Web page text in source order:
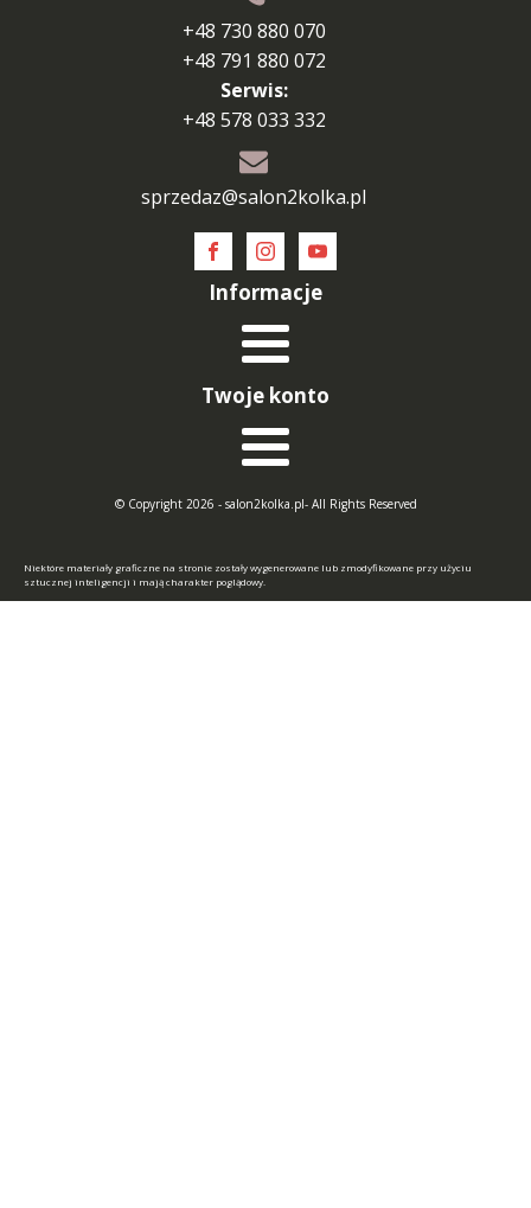
+48 730 880 070
+48 791 880 072
Serwis:
+48 578 033 332
sprzedaz@salon2kolka.pl
Informacje
Twoje konto
© Copyright 2026 - salon2kolka.pl- All Rights Reserved
Niektóre materiały graficzne na stronie zostały wygenerowane lub zmodyfikowane przy użyciu
sztucznej inteligencji i mają charakter poglądowy.